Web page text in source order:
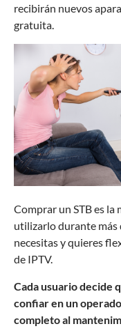
recibirán nuevos
gratuita.
Comprar un STB es
utilizarlo durante más
necesitas y quieres
de IPTV.
Cada usuario decide
confiar en un
completo al